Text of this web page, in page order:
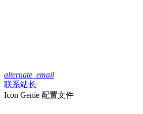
alternate_email
联系站长
Icon Genie 配置文件